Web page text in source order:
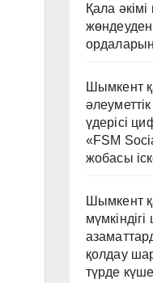
Қала әкімі
жөндеуден
Шымкент
үдерісі
«FSM
жобасы
Шымкент
мүмкіндігі
қолдау
түрде